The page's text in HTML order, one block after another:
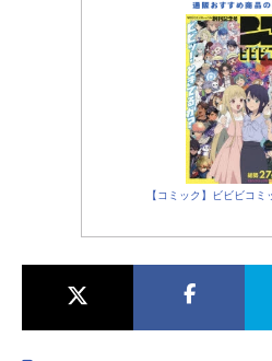
【コミック】ビビビコ